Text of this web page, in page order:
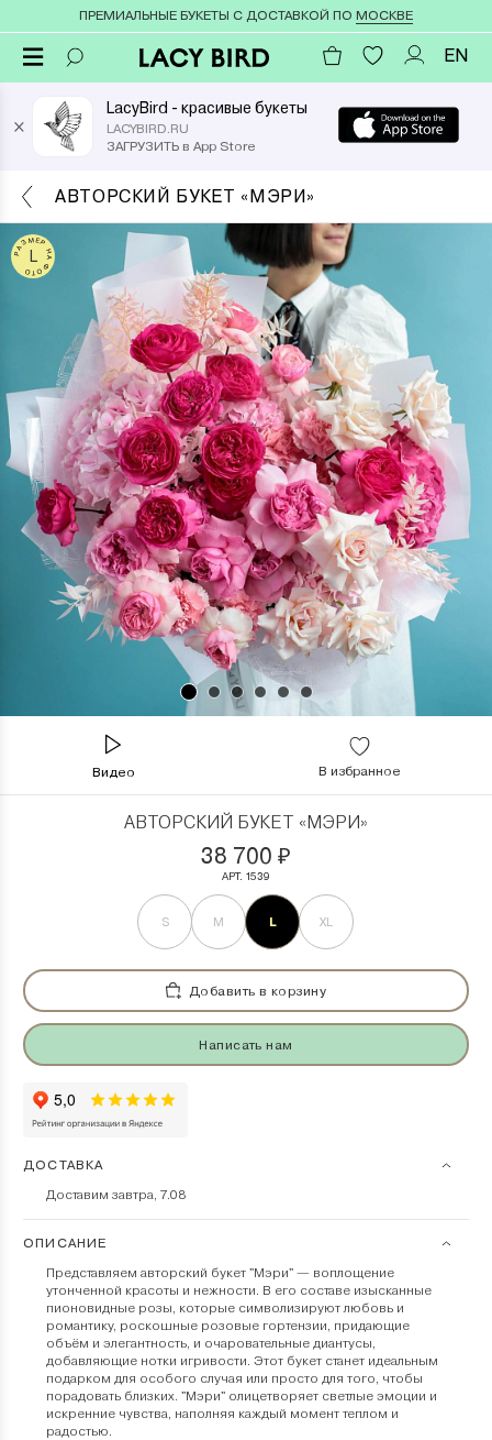
ПРЕМИАЛЬНЫЕ БУКЕТЫ С ДОСТАВКОЙ ПО МОСКВЕ
EN
×
LacyBird - красивые букеты
LACYBIRD.RU
ЗАГРУЗИТЬ в App Store
АВТОРСКИЙ БУКЕТ «МЭРИ»
РАЗМЕР НА ФОТО
L
Видео В избранное
АВТОРСКИЙ БУКЕТ «МЭРИ»
38 700 ₽
АРТ. 1539
S M L XL
Добавить в корзину
Написать нам
ДОСТАВКА
Доставим завтра, 7.08
ОПИСАНИЕ
Представляем авторский букет "Мэри" — воплощение
утонченной красоты и нежности. В его составе изысканные
пионовидные розы, которые символизируют любовь и
романтику, роскошные розовые гортензии, придающие
объём и элегантность, и очаровательные диантусы,
добавляющие нотки игривости. Этот букет станет идеальным
подарком для особого случая или просто для того, чтобы
порадовать близких. "Мэри" олицетворяет светлые эмоции и
искренние чувства, наполняя каждый момент теплом и
радостью.